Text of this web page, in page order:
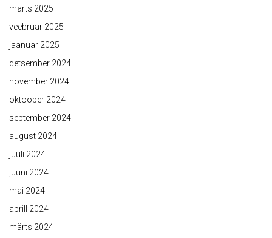
märts 2025
veebruar 2025
jaanuar 2025
detsember 2024
november 2024
oktoober 2024
september 2024
august 2024
juuli 2024
juuni 2024
mai 2024
aprill 2024
märts 2024